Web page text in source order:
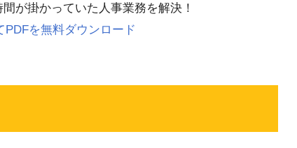
が掛かっていた人事業務を解決！
PDFを無料ダウンロード